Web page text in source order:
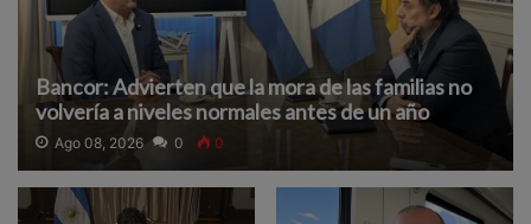
Bancor: Advierten que la mora de las familias no
volvería a niveles normales antes de un año
Ago 08, 2026 0 0